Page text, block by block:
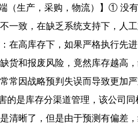
（生产，采购，物流）】① 没
一致，在缺乏系统支持下，
在高库存下，如果严格执行先
货和报废风险，竟然库存越
常因战略预判失误而导致更
的是库存分渠道管理，该公司
清晰了，但是由于预测有偏差